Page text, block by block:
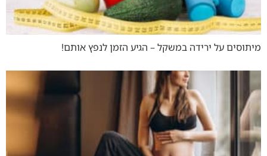
מיתוסים על ירידה במשקל – הגיע הזמן לנפץ אותם!